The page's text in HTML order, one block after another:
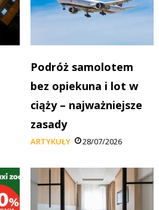
Podróż samolotem
bez opiekuna i lot w
ciąży – najważniejsze
zasady
ARTYKUŁY 28/07/2026